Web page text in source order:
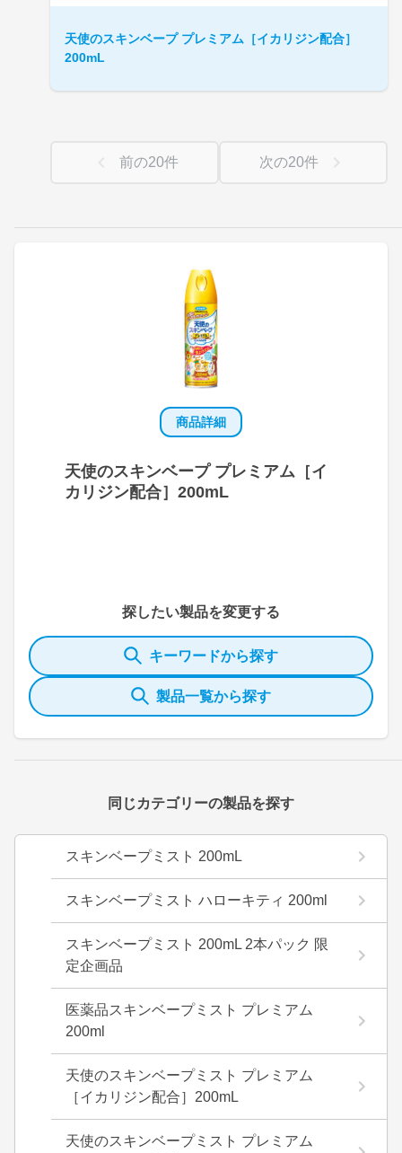
商品詳細
天使のスキンベープ プレミアム［イ
カリジン配合］200mL
探したい製品を変更する
キーワードから探す
製品一覧から探す
同じカテゴリーの製品を探す
スキンベープミスト 200mL
スキンベープミスト ハローキティ 200ml
スキンベープミスト 200mL 2本パック 限
定企画品
医薬品スキンベープミスト プレミアム
200ml
天使のスキンベープミスト プレミアム
［イカリジン配合］200mL
天使のスキンベープミスト プレミアム
天使のスキンベープ プレミアム［イカリジン配合］
200mL
前の20件 次の20件